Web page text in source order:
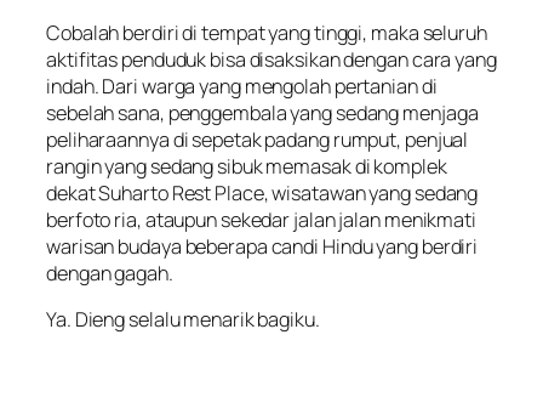
Cobalah berdiri di tempat yang tinggi, maka seluruh
aktifitas penduduk bisa disaksikan dengan cara yang
indah. Dari warga yang mengolah pertanian di
sebelah sana, penggembala yang sedang menjaga
peliharaannya di sepetak padang rumput, penjual
rangin yang sedang sibuk memasak di komplek
dekat Suharto Rest Place, wisatawan yang sedang
berfoto ria, ataupun sekedar jalan jalan menikmati
warisan budaya beberapa candi Hindu yang berdiri
dengan gagah.
Ya. Dieng selalu menarik bagiku.